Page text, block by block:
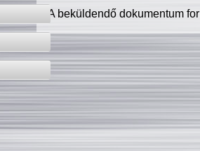
A beküldendő dokumentum